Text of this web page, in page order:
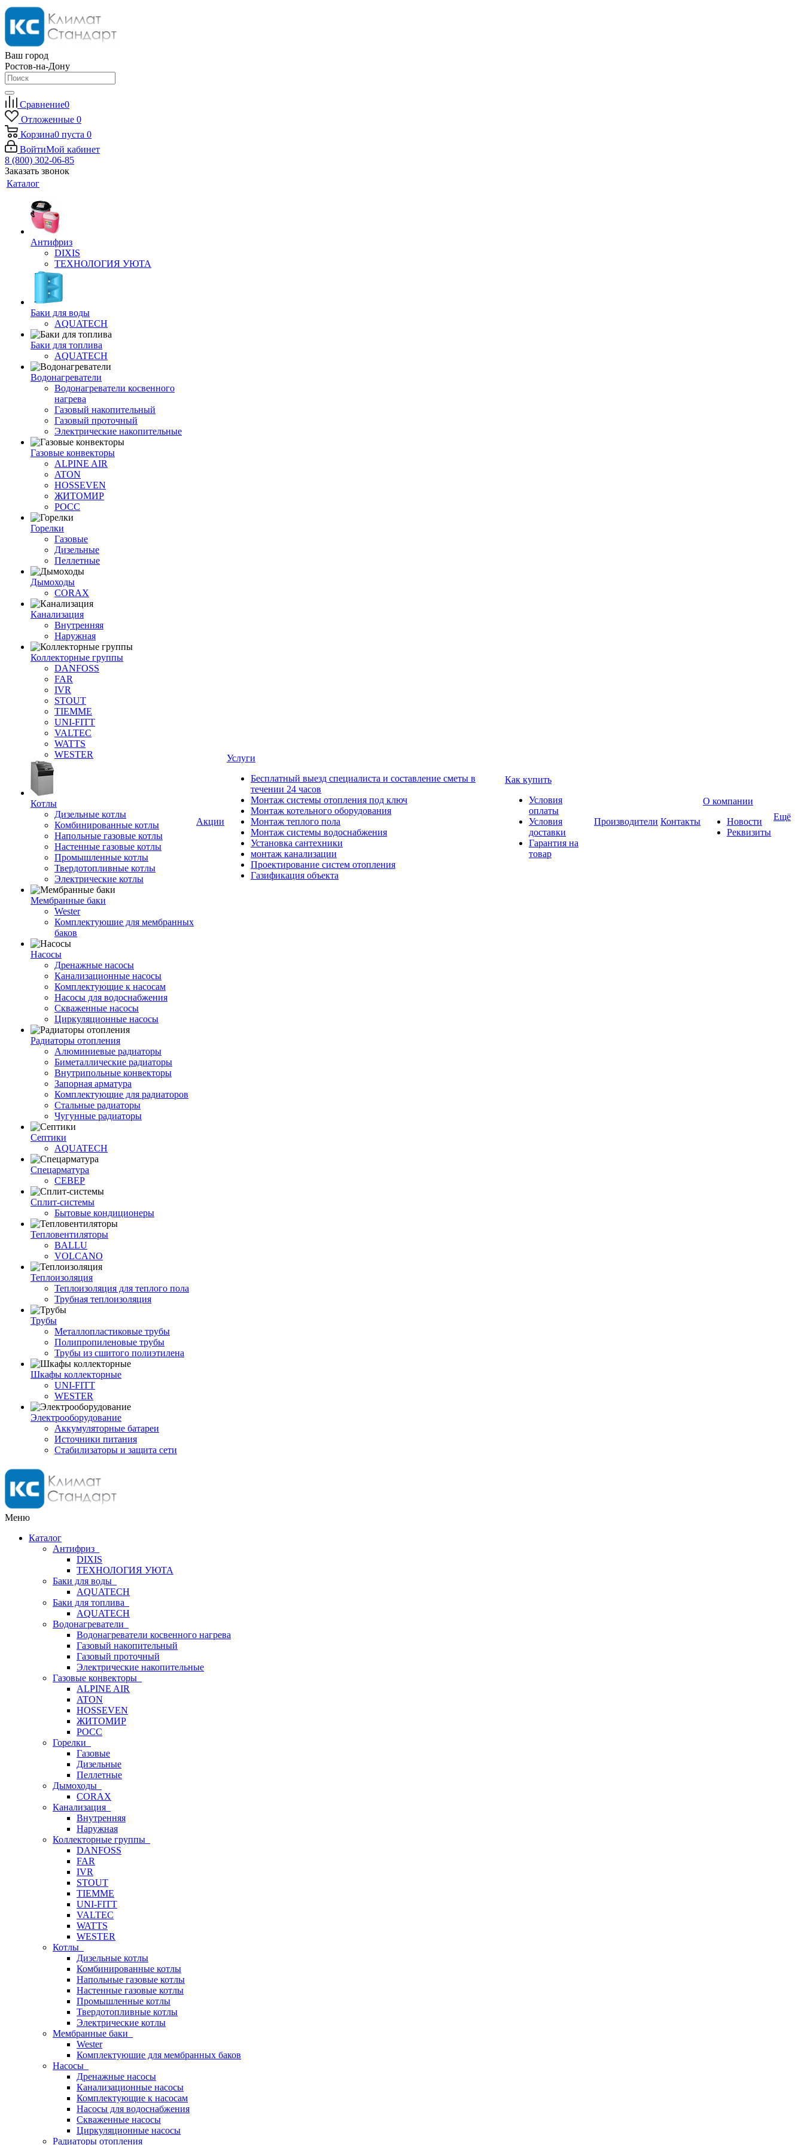
Ваш город
Ростов-на-Дону
Сравнение0
Отложенные 0
Корзина0 пуста 0
ВойтиМой кабинет
8 (800) 302-06-85
Заказать звонок
Каталог
Антифриз
DIXIS
ТЕХНОЛОГИЯ УЮТА
Баки для воды
AQUATECH
Баки для топлива
AQUATECH
Водонагреватели
Водонагреватели косвенного
нагрева
Газовый накопительный
Газовый проточный
Электрические накопительные
Газовые конвекторы
ALPINE AIR
ATON
HOSSEVEN
ЖИТОМИР
РОСС
Горелки
Газовые
Дизельные
Пеллетные
Дымоходы
CORAX
Канализация
Внутренняя
Наружная
Коллекторные группы
DANFOSS
FAR
IVR
STOUT
TIEMME
UNI-FITT
VALTEC
WATTS
WESTER
Котлы
Дизельные котлы
Комбинированные котлы
Напольные газовые котлы
Настенные газовые котлы
Промышленные котлы
Твердотопливные котлы
Электрические котлы
Мембранные баки
Wester
Комплектуюшие для мембранных
баков
Насосы
Дренажные насосы
Канализационные насосы
Комплектующие к насосам
Насосы для водоснабжения
Скваженные насосы
Циркуляционные насосы
Радиаторы отопления
Алюминиевые радиаторы
Биметаллические радиаторы
Внутрипольные конвекторы
Запорная арматура
Комплектующие для радиаторов
Стальные радиаторы
Чугунные радиаторы
Септики
AQUATECH
Спецарматура
СЕВЕР
Сплит-системы
Бытовые кондиционеры
Тепловентиляторы
BALLU
VOLCANO
Теплоизоляция
Теплоизоляция для теплого пола
Трубная теплоизоляция
Трубы
Металлопластиковые трубы
Полипропиленовые трубы
Трубы из сшитого полиэтилена
Шкафы коллекторные
UNI-FITT
WESTER
Электрооборудование
Аккумуляторные батареи
Источники питания
Стабилизаторы и защита сети
Акции
Услуги
Бесплатный выезд специалиста и составление сметы в
течении 24 часов
Монтаж системы отопления под ключ
Монтаж котельного оборудования
Монтаж теплого пола
Монтаж системы водоснабжения
Установка сантехники
монтаж канализации
Проектирование систем отопления
Газификация объекта
Как купить
Условия
оплаты
Условия
доставки
Гарантия на
товар
Производители Контакты
О компании
Новости
Реквизиты
Ещё
Меню
Каталог
Антифриз
DIXIS
ТЕХНОЛОГИЯ УЮТА
Баки для воды
AQUATECH
Баки для топлива
AQUATECH
Водонагреватели
Водонагреватели косвенного нагрева
Газовый накопительный
Газовый проточный
Электрические накопительные
Газовые конвекторы
ALPINE AIR
ATON
HOSSEVEN
ЖИТОМИР
РОСС
Горелки
Газовые
Дизельные
Пеллетные
Дымоходы
CORAX
Канализация
Внутренняя
Наружная
Коллекторные группы
DANFOSS
FAR
IVR
STOUT
TIEMME
UNI-FITT
VALTEC
WATTS
WESTER
Котлы
Дизельные котлы
Комбинированные котлы
Напольные газовые котлы
Настенные газовые котлы
Промышленные котлы
Твердотопливные котлы
Электрические котлы
Мембранные баки
Wester
Комплектуюшие для мембранных баков
Насосы
Дренажные насосы
Канализационные насосы
Комплектующие к насосам
Насосы для водоснабжения
Скваженные насосы
Циркуляционные насосы
Радиаторы отопления